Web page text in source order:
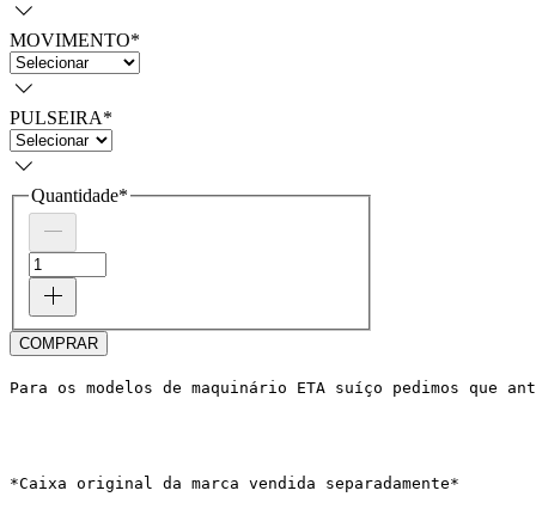
MOVIMENTO*
PULSEIRA*
Quantidade*
COMPRAR
Para os modelos de maquinário ETA suíço pedimos
*Caixa original da marca vendida separadamente*